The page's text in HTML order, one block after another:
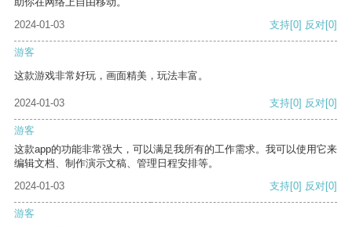
2024-01-03
支持[0] 反对[0]
游客
这款游戏非常好玩，画面精美，玩法丰富。
2024-01-03 支持[0] 反对[0]
游客
这款app的功能非常强大，可以满足我所有的工作需求。我可以使用它来
编辑文档、制作演示文稿、管理日程安排等。
2024-01-03
支持[0] 反对[0]
游客